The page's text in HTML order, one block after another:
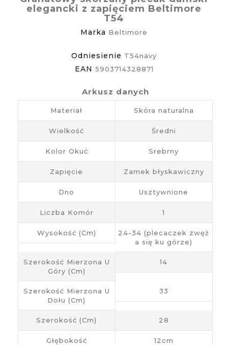
elegancki z zapięciem Beltimore
T54
Marka Beltimore
Odniesienie T54navy
EAN 5903714328871
Arkusz danych
Materiał Skóra naturalna
Wielkość Średni
Kolor Okuć Srebrny
Zapięcie Zamek błyskawiczny
Dno Usztywnione
Liczba Komór 1
Wysokość (cm)
24-34 (plecaczek zwęż
a się ku górze)
Szerokość Mierzona U
Góry (cm)
14
Szerokość Mierzona U
Dołu (cm)
33
Szerokość (cm) 28
Głębokość 12cm